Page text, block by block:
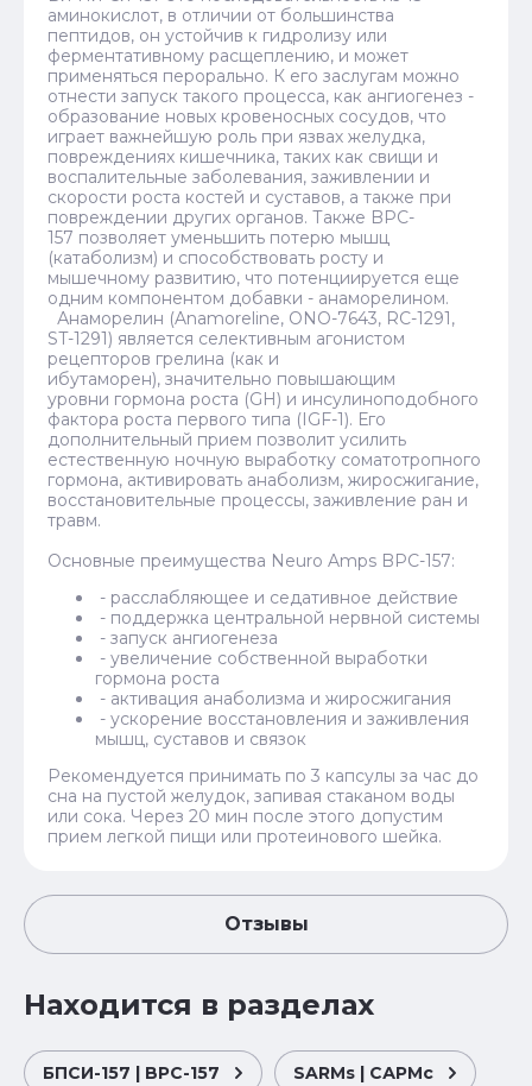
аминокислот, в отличии от большинства
пептидов, он устойчив к гидролизу или
ферментативному расщеплению, и может
применяться перорально. К его заслугам можно
отнести запуск такого процесса, как ангиогенез -
образование новых кровеносных сосудов, что
играет важнейшую роль при язвах желудка,
повреждениях кишечника, таких как свищи и
воспалительные заболевания, заживлении и
скорости роста костей и суставов, а также при
повреждении других органов. Также BPC-
157 позволяет уменьшить потерю мышц
(катаболизм) и способствовать росту и
мышечному развитию, что потенциируется еще
одним компонентом добавки - анаморелином.
Анаморелин (Anamoreline, ONO-7643, RC-1291,
ST-1291) является селективным агонистом
рецепторов грелина (как и
ибутаморен), значительно повышающим
уровни гормона роста (GH) и инсулиноподобного
фактора роста первого типа (IGF-1). Его
дополнительный прием позволит усилить
естественную ночную выработку соматотропного
гормона, активировать анаболизм, жиросжигание,
восстановительные процессы, заживление ран и
травм.
Основные преимущества Neuro Amps BPC-157:
- расслабляющее и седативное действие
- поддержка центральной нервной системы
- запуск ангиогенеза
- увеличение собственной выработки
гормона роста
- активация анаболизма и жиросжигания
- ускорение восстановления и заживления
мышц, суставов и связок
Рекомендуется принимать по 3 капсулы за час до
сна на пустой желудок, запивая стаканом воды
или сока. Через 20 мин после этого допустим
прием легкой пищи или протеинового шейка.
Отзывы
Находится в разделах
БПСИ-157 | BPC-157 SARMs | САРМс